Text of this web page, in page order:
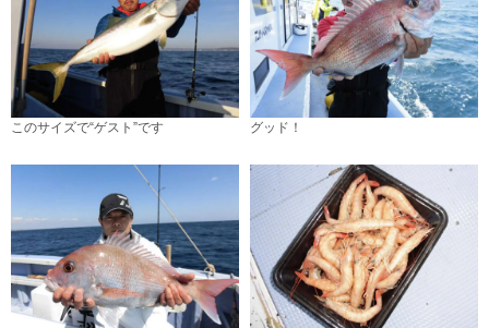
このサイズで“ゲスト”です グッド！